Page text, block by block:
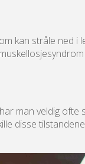
kan stråle ned i
man veldig ofte
disse